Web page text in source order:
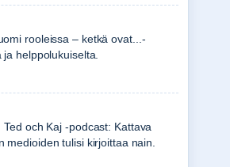
rooleissa – ketkä ovat...-
helppolukuiselta.
och Kaj -podcast: Kattava
tulisi kirjoittaa nain.